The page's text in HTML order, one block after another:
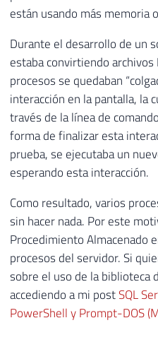
están usando más memoria
Durante el desarrollo de un
estaba convirtiendo archivos
procesos se quedaban
interacción en la pantalla, la
través de la línea de
forma de finalizar esta
prueba, se ejecutaba un
esperando esta interacción.
Como resultado, varios
sin hacer nada. Por este
Procedimiento Almacenado
procesos del servidor. Si
sobre el uso de la biblioteca
accediendo a mi postSQL
PowerShell y Prompt-DOS